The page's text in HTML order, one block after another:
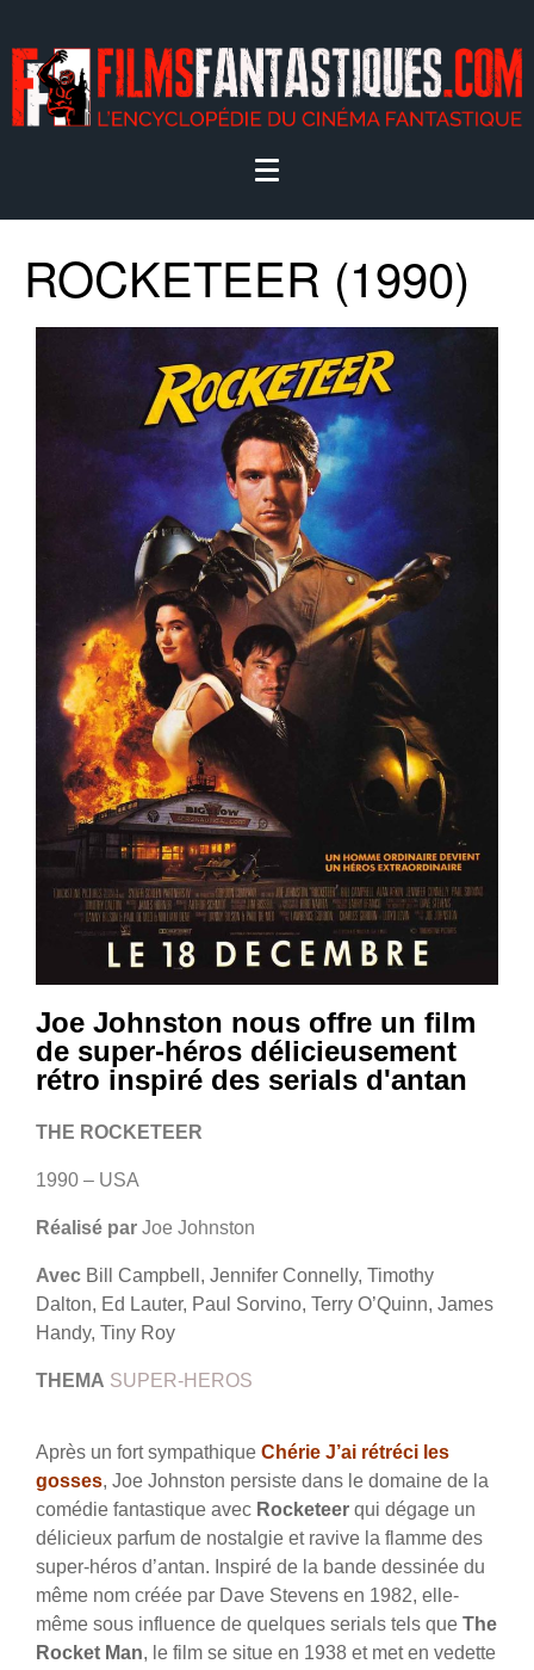
ROCKETEER (1990)
Joe Johnston nous offre un film
de super-héros délicieusement
rétro inspiré des serials d'antan
THE ROCKETEER
1990 – USA
Réalisé par Joe Johnston
Avec Bill Campbell, Jennifer Connelly, Timothy
Dalton, Ed Lauter, Paul Sorvino, Terry O’Quinn, James
Handy, Tiny Roy
THEMA SUPER-HEROS
Après un fort sympathique Chérie J’ai rétréci les
gosses, Joe Johnston persiste dans le domaine de la
comédie fantastique avec Rocketeer qui dégage un
délicieux parfum de nostalgie et ravive la flamme des
super-héros d’antan. Inspiré de la bande dessinée du
même nom créée par Dave Stevens en 1982, elle-
même sous influence de quelques serials tels que The
Rocket Man, le film se situe en 1938 et met en vedette